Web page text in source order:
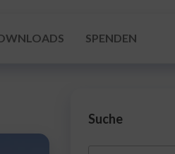
SPENDEN
Suche